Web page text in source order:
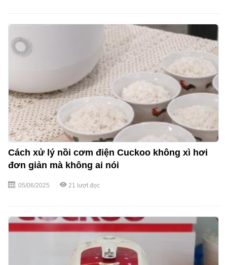
Cách xử lý nồi cơm điện Cuckoo không xì hơi
đơn giản mà không ai nói
05/06/2025 21 lượt đọc